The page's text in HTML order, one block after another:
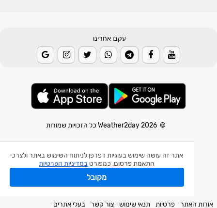
אתר זה עושה שימוש בעוגיות דפדפן לניתוח השימוש באתר ולצרכי
התאמת פרסום, כמפורט במדיניות הפרטיות
מקובל
עקבו אחרינו
© 2026 Weather2day כל הזכויות שמורות
אפליקצית מזג אוויר
אפליקצית רעידת אדמה
אפליקצית מכ"ם גשם
חלק מהנתונים באדיבות השירות המטאורולוגי הישראלי.
אודות האתר פרטיות תנאי שימוש צור קשר בעלי אתרים